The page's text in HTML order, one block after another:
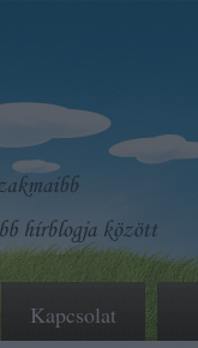
Kapcsolat